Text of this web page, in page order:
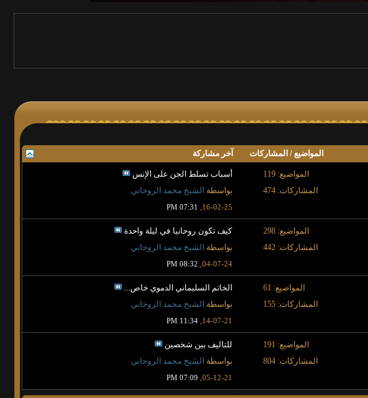
المواضيع / المشاركات آخر مشاركة
المواضيع: 119
المشاركات: 474
أسباب تسلط الجن على الإنس
بواسطة الشيخ محمد الروحاني
16-02-25,
07:31 PM
المواضيع: 298
المشاركات: 442
كيف تكون روحانيا في ليلة واحدة
بواسطة الشيخ محمد الروحاني
04-07-24,
08:32 PM
المواضيع: 61
المشاركات: 155
الخاتم السليماني الدموي خاص...
بواسطة الشيخ محمد الروحاني
14-07-21,
11:34 PM
المواضيع: 191
المشاركات: 804
للتاليف بين شخصين
بواسطة الشيخ محمد الروحاني
05-12-21,
07:09 PM